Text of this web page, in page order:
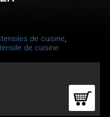
de cuisine,
de cuisine